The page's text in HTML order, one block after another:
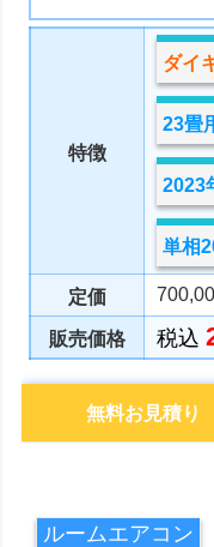
特徴
ダイ
23畳
2023
単相
定価
販売価格 税込
無料お見積り
ルームエアコン